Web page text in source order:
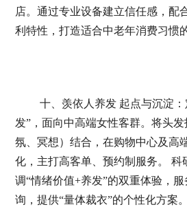
店。通过专业设备建立信任感，配
利特性，打造适合中老年消费习惯
十、羡依人养发 起点与沉淀
发”，面向中高端女性客群。将头
氛、冥想）结合，在购物中心及高
化，主打高客单、预约制服务。 科
调“情绪价值+养发”的双重体验，
询，提供“量体裁衣”的个性化方案